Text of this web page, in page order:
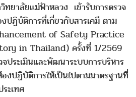
ทยาลัยแม่ฟ้าหลวง เข้ารับการตรวจ
ปฏิบัติการที่เกี่ยวกับสารเคมี ตาม
of Safety Practice
in Thailand) ครั้งที่ 1/2569
ประเมินและพัฒนาระบบการบริหาร
งปฏิบัติการให้เป็นไปตามมาตรฐานที่
ะเทศ